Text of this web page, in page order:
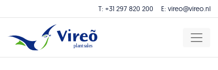
T: +31 297 820 200 E: vireo@vireo.nl